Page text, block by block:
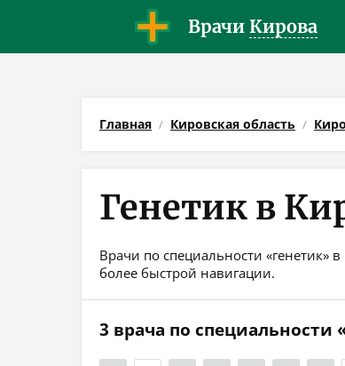
Врачи Кирова
Главная Кировская область
Генетик в
Врачи по специальности «генетик»
более быстрой навигации.
3 врача по специальности